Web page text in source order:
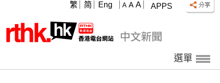
APPS
A A A
繁 简 Eng
選單